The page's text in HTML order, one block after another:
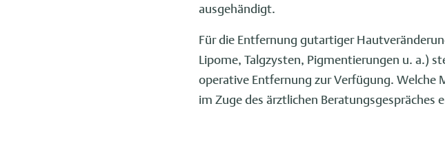
ausgehändigt.
Für die Entfernung gutartiger
Lipome, Talgzysten, Pigmentierungen u. a.)
operative Entfernung zur Verfügung. Welche
im Zuge des ärztlichen Beratungsgespräches